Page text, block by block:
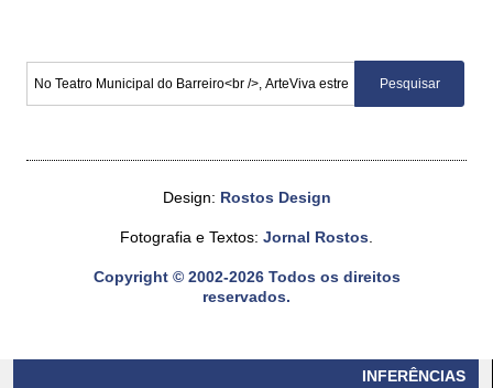
INFERÊNCIAS
Design: Rostos Design
Fotografia e Textos: Jornal Rostos.
Copyright © 2002-2026 Todos os direitos
reservados.